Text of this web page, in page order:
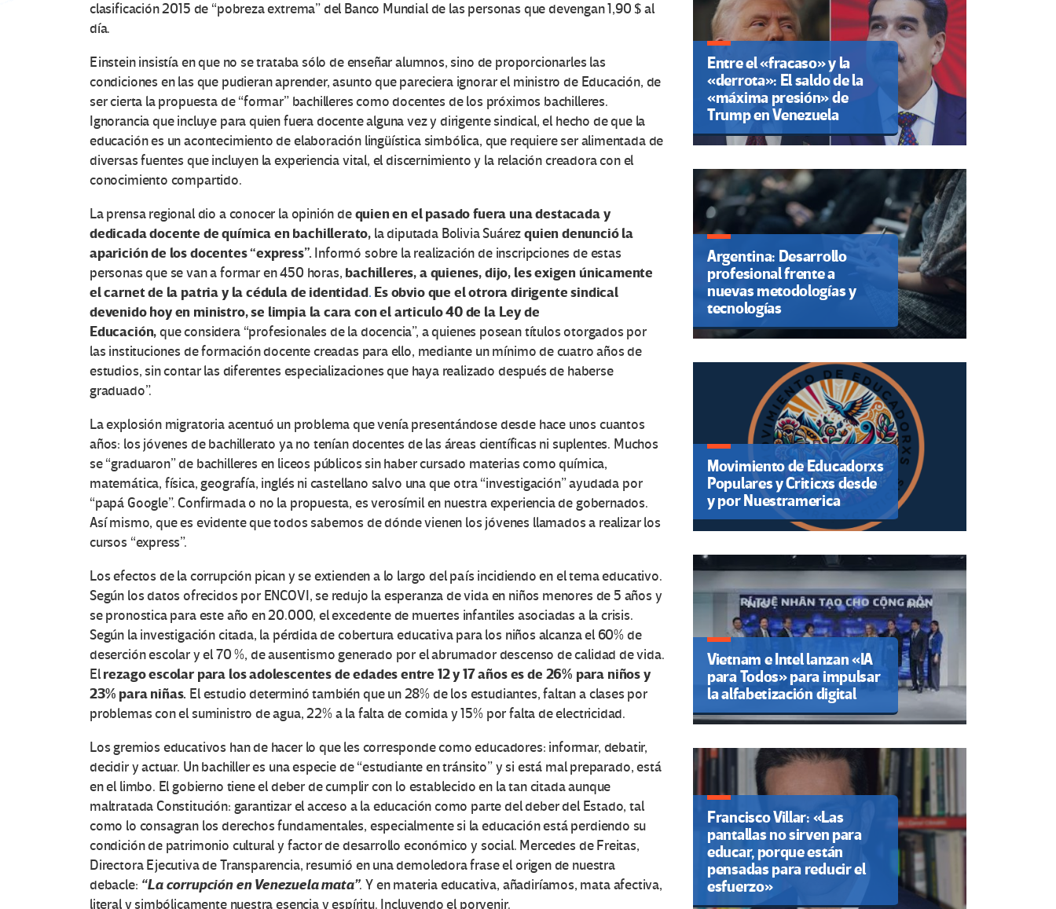
clasificación 2015 de “pobreza extrema” del Banco Mundial de las personas que devengan 1,90 $ al
día.
Einstein insistía en que no se trataba sólo de enseñar alumnos, sino de proporcionarles las
condiciones en las que pudieran aprender, asunto que pareciera ignorar el ministro de Educación, de
ser cierta la propuesta de “formar” bachilleres como docentes de los próximos bachilleres.
Ignorancia que incluye para quien fuera docente alguna vez y dirigente sindical, el hecho de que la
educación es un acontecimiento de elaboración lingüística simbólica, que requiere ser alimentada de
diversas fuentes que incluyen la experiencia vital, el discernimiento y la relación creadora con el
conocimiento compartido.
La prensa regional dio a conocer la opinión dequien en el pasado fuera una destacada y
dedicada docente de química en bachillerato, la diputada Bolivia Suárezquien denunció la
aparición de los docentes “express”. Informó sobre la realización de inscripciones de estas
personas que se van a formar en 450 horas, bachilleres, a quienes, dijo, les exigen únicamente
el carnet de la patria y la cédula de identidad. Es obvio que el otrora dirigente sindical
devenido hoy en ministro, se limpia la cara con el articulo 40 de la Ley de
Educación,queconsidera “profesionales de la docencia”, a quienes posean títulos otorgados por
las instituciones de formación docente creadas para ello, mediante un mínimo de cuatro años de
estudios, sin contar las diferentes especializaciones que haya realizado después de haberse
graduado”.
La explosión migratoria acentuó un problema que venía presentándose desde hace unos cuantos
años: los jóvenes de bachillerato ya no tenían docentes de las áreas científicas ni suplentes. Muchos
se “graduaron” de bachilleres en liceos públicos sin haber cursado materias como química,
matemática, física, geografía, inglés ni castellano salvo una que otra “investigación” ayudada por
“papá Google”. Confirmada o no la propuesta, es verosímil en nuestra experiencia de gobernados.
Así mismo, que es evidente que todos sabemos de dónde vienen los jóvenes llamados a realizar los
cursos “express”.
Los efectos de la corrupción pican y se extienden a lo largo del país incidiendo en el tema educativo.
Según los datos ofrecidos por ENCOVI, se redujo la esperanza de vida en niños menores de 5 años y
se pronostica para este año en 20.000, el excedente de muertes infantiles asociadas a la crisis.
Según la investigación citada, la pérdida de cobertura educativa para los niños alcanza el 60% de
deserción escolar y el 70 %, de ausentismo generado por el abrumador descenso de calidad de vida.
Elrezago escolar para los adolescentes de edades entre 12 y 17 años es de 26% para niños y
23% para niñas. El estudio determinó también que un 28% de los estudiantes, faltan a clases por
problemas con el suministro de agua, 22% a la falta de comida y 15% por falta de electricidad.
Los gremios educativos han de hacer lo que les corresponde como educadores: informar, debatir,
decidir y actuar. Un bachiller es una especie de “estudiante en tránsito” y si está mal preparado, está
en el limbo. El gobierno tiene el deber de cumplir con lo establecido en la tan citada aunque
maltratada Constitución: garantizar el acceso a la educación como parte del deber del Estado, tal
como lo consagran los derechos fundamentales, especialmente si la educación está perdiendo su
condición de patrimonio cultural y factor de desarrollo económico y social. Mercedes de Freitas,
Directora Ejecutiva de Transparencia, resumió en una demoledora frase el origen de nuestra
debacle: “La corrupción en Venezuela mata”. Y en materia educativa, añadiríamos, mata afectiva,
literal y simbólicamente nuestra esencia y espíritu. Incluyendo el porvenir.
Entre el «fracaso» y la
«derrota»: El saldo de la
«máxima presión» de
Trump en Venezuela
Argentina: Desarrollo
profesional frente a
nuevas metodologías y
tecnologías
Movimiento de Educadorxs
Populares y Criticxs desde
y por Nuestramerica
Vietnam e Intel lanzan «IA
para Todos» para impulsar
la alfabetización digital
Francisco Villar: «Las
pantallas no sirven para
educar, porque están
pensadas para reducir el
esfuerzo»